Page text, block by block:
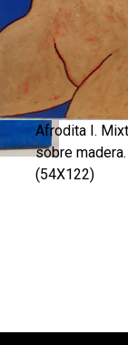
Afrodita I.
sobre madera.
(54X122)